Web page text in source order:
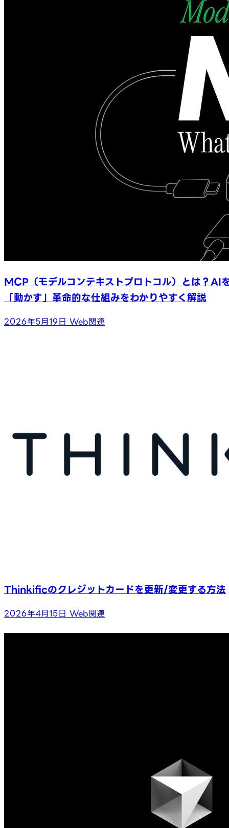
MCP（モデルコンテキストプロトコル）とは？AI
「動かす」革命的な仕組みをわかりやすく解説
2026年5月19日 Web関連
Thinkificのクレジットカードを更新/変更する方法
2026年4月15日 Web関連